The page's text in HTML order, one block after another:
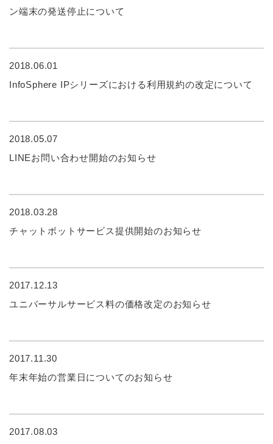
ン端末の発送停止について
2018.06.01
InfoSphere IPシリーズにおける利用規約の改定について
2018.05.07
LINEお問い合わせ開始のお知らせ
2018.03.28
チャットボットサービス提供開始のお知らせ
2017.12.13
ユニバーサルサービス料の価格改定のお知らせ
2017.11.30
年末年始の営業日についてのお知らせ
2017.08.03